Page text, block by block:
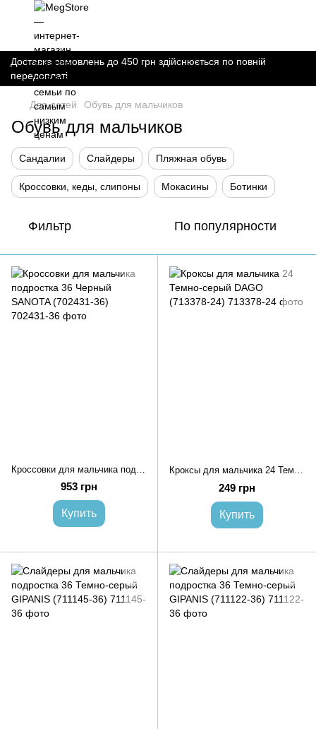
Доставка замовлень до 450 грн здійснюється по повній
передоплаті
Для детей Обувь для мальчиков
Обувь для мальчиков
Сандалии Слайдеры Пляжная обувь
Кроссовки, кеды, слипоны Мокасины Ботинки
Фильтр По популярности
953 грн
Купить
Кроксы для мальчика 24 Темно-серый DAGO (713378-24)
249 грн
Купить